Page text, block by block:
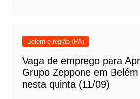
Belém e região (PA)
Vaga de emprego para
Grupo Zeppone em
nesta quinta (11/09)